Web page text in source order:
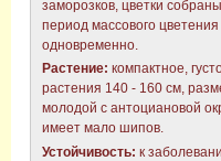
заморозков, цветки
период массового
одновременно.
Растение: компактное,
растения 140 - 160 см,
молодой с антоциановой
имеет мало шипов.
Устойчивость: к